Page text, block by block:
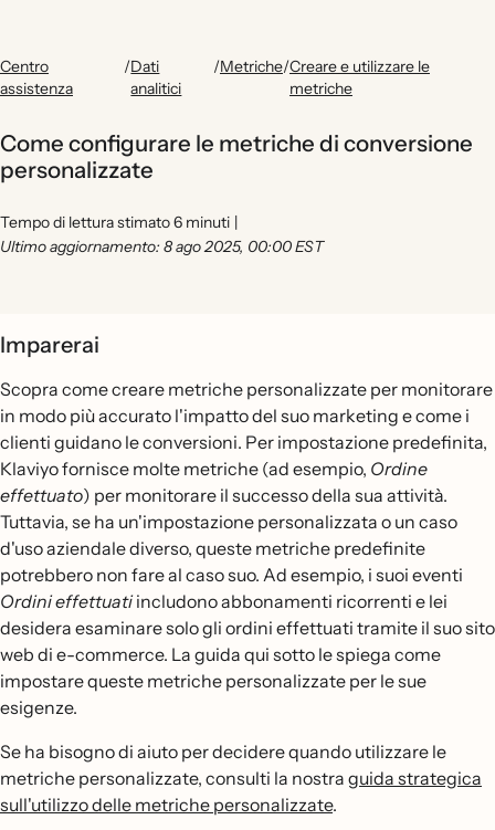
Centro
assistenza
/Dati
analitici
/Metriche/Creare e utilizzare le
metriche
Come configurare le metriche di conversione
personalizzate
Tempo di lettura stimato 6 minuti |
Ultimo aggiornamento: 8 ago 2025, 00:00 EST
Imparerai
Scopra come creare metriche personalizzate per monitorare
in modo più accurato l'impatto del suo marketing e come i
clienti guidano le conversioni. Per impostazione predefinita,
Klaviyo fornisce molte metriche (ad esempio, Ordine
effettuato) per monitorare il successo della sua attività.
Tuttavia, se ha un'impostazione personalizzata o un caso
d'uso aziendale diverso, queste metriche predefinite
potrebbero non fare al caso suo. Ad esempio, i suoi eventi
Ordini effettuatiincludono abbonamenti ricorrenti e lei
desidera esaminare solo gli ordini effettuati tramite il suo sito
web di e-commerce. La guida qui sotto le spiega come
impostare queste metriche personalizzate per le sue
esigenze.
Se ha bisogno di aiuto per decidere quando utilizzare le
metriche personalizzate, consulti la nostra guida strategica
sull'utilizzo delle metriche personalizzate.